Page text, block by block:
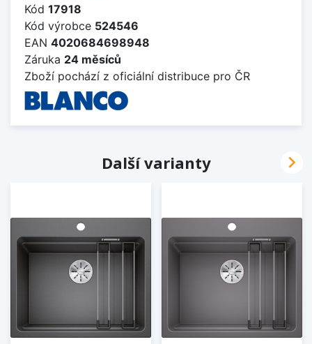
Kód 17918
Kód výrobce 524546
EAN 4020684698948
Záruka 24 měsíců
Zboží pochází z oficiální distribuce pro ČR
Další varianty 